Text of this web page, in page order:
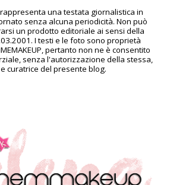
una testata giornalistica in
senza alcuna periodicità. Non può
un prodotto editoriale ai sensi della
I testi e le foto sono proprietà
pertanto non ne è consentito
senza l'autorizzazione della stessa,
curatrice del presente blog.